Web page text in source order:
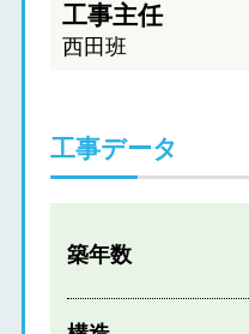
工事主任
西田班
工事データ
築年数